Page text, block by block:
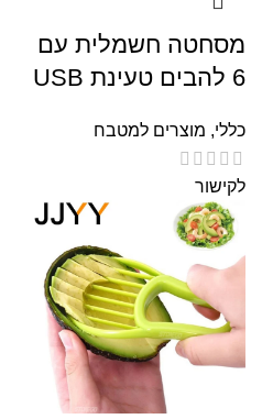
מסחטה חשמלית עם
6 להבים טעינת USB
כללי, מוצרים למטבח
לקישור